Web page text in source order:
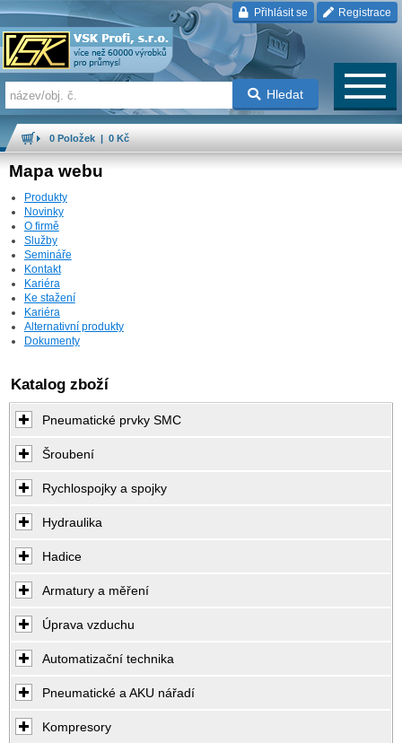
Přihlásit se Registrace
Hledat
0 Položek | 0 Kč
Mapa webu
Produkty
Novinky
O firmě
Služby
Semináře
Kontakt
Kariéra
Ke stažení
Kariéra
Alternativní produkty
Dokumenty
Katalog zboží
Pneumatické prvky SMC
Šroubení
Rychlospojky a spojky
Hydraulika
Hadice
Armatury a měření
Úprava vzduchu
Automatizační technika
Pneumatické a AKU nářadí
Kompresory